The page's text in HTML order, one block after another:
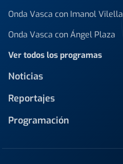
Onda Vasca con Imanol Vilella
Onda Vasca con Ángel Plaza
Ver todos los programas
Noticias
Reportajes
Programación